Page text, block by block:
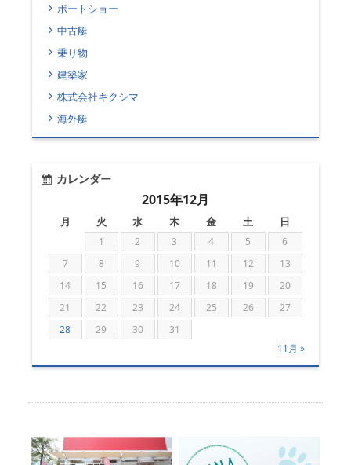
ボートショー
中古艇
乗り物
建築家
株式会社キクシマ
海外艇
カレンダー
2015年12月
月 火 水 木 金 土 日
1 2 3 4 5
6
7
8 9 10 11 12
13
14
15 16 17 18 19
20
21
22 23 24 25 26
27
28
29 30
31
11月 »